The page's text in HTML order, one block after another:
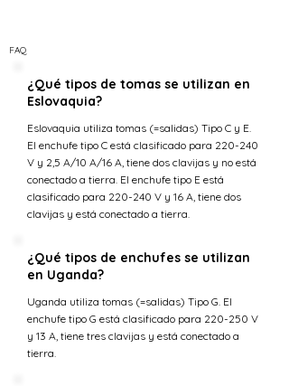
FAQ
¿Qué tipos de tomas se utilizan en
Eslovaquia?
Eslovaquia utiliza tomas (=salidas) Tipo C y E.
El enchufe tipo C está clasificado para 220-240
V y 2,5 A/10 A/16 A, tiene dos clavijas y no está
conectado a tierra. El enchufe tipo E está
clasificado para 220-240 V y 16 A, tiene dos
clavijas y está conectado a tierra.
¿Qué tipos de enchufes se utilizan
en Uganda?
Uganda utiliza tomas (=salidas) Tipo G. El
enchufe tipo G está clasificado para 220-250 V
y 13 A, tiene tres clavijas y está conectado a
tierra.